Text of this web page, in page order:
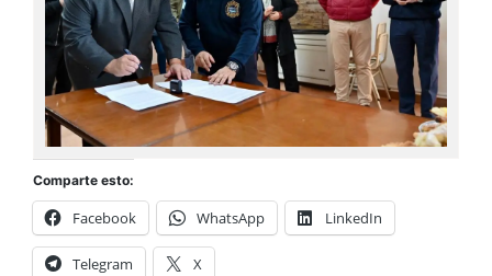
Comparte esto:
Facebook WhatsApp LinkedIn
Telegram X